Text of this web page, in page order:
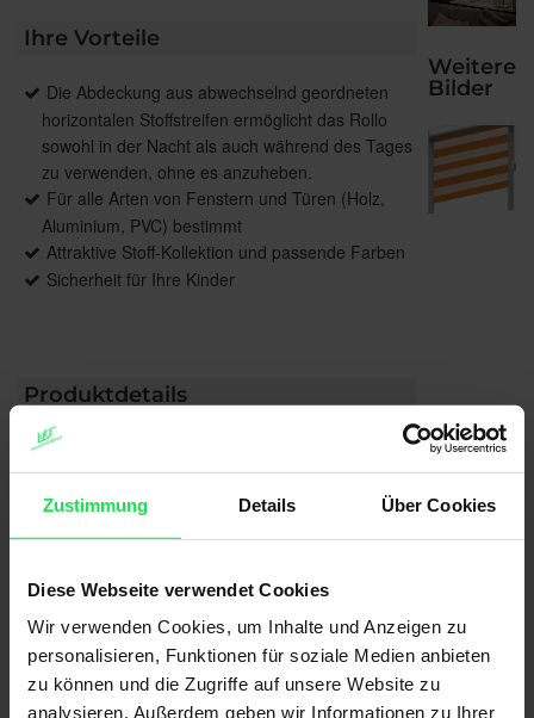
Zustimmung Details Über Cookies
Diese Webseite verwendet Cookies
Wir verwenden Cookies, um Inhalte und Anzeigen zu
personalisieren, Funktionen für soziale Medien anbieten
zu können und die Zugriffe auf unsere Website zu
analysieren. Außerdem geben wir Informationen zu Ihrer
Ihre Vorteile
Die Abdeckung aus abwechselnd geordneten
horizontalen Stoffstreifen ermöglicht das Rollo
sowohl in der Nacht als auch während des Tages
zu verwenden, ohne es anzuheben.
Für alle Arten von Fenstern und Türen (Holz,
Aluminium, PVC) bestimmt
Attraktive Stoff-Kollektion und passende Farben
Sicherheit für Ihre Kinder
Produktdetails
max. Breite: 2600 mm
max. Höhe: 3000 mm
max. Fläche: 7,5 m²
Bedienung: Kette, Elektroantrieb
Anwendungsbereiche: Für Fenster, Türen,
Montage: An Wand und Decken sowie über
Klemmträger
Weitere
Bilder